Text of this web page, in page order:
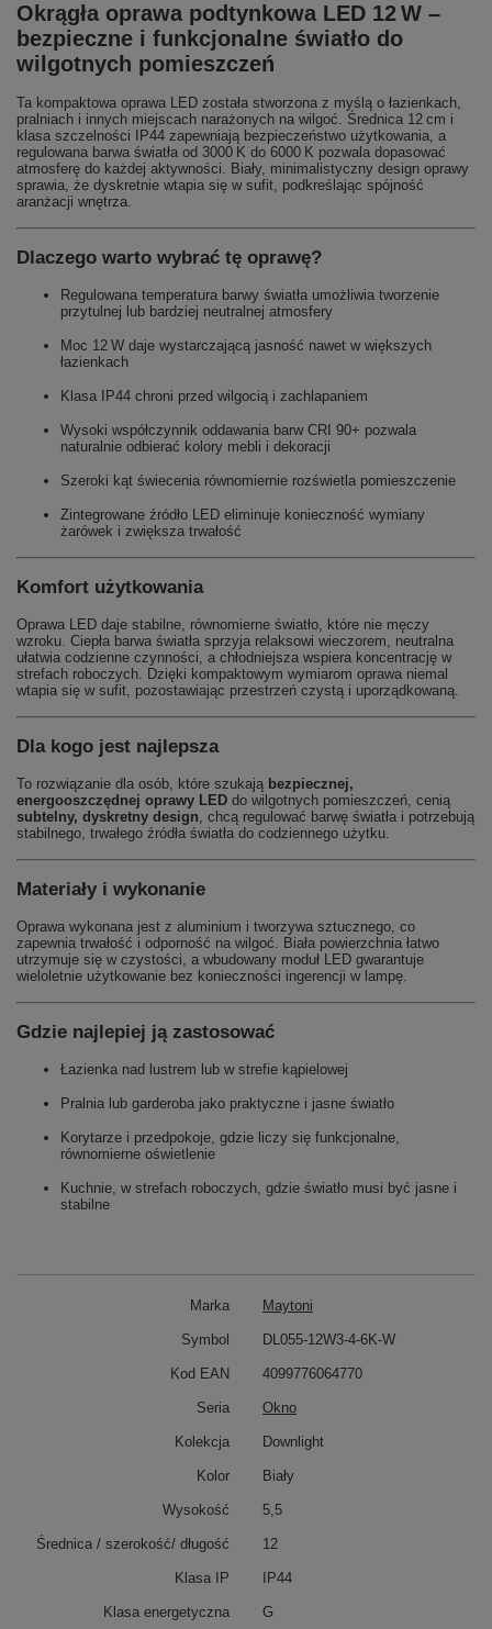
Okrągła oprawa podtynkowa LED 12 W –
bezpieczne i funkcjonalne światło do
wilgotnych pomieszczeń
Ta kompaktowa oprawa LED została stworzona z myślą o łazienkach,
pralniach i innych miejscach narażonych na wilgoć. Średnica 12 cm i
klasa szczelności IP44 zapewniają bezpieczeństwo użytkowania, a
regulowana barwa światła od 3000 K do 6000 K pozwala dopasować
atmosferę do każdej aktywności. Biały, minimalistyczny design oprawy
sprawia, że dyskretnie wtapia się w sufit, podkreślając spójność
aranżacji wnętrza.
Dlaczego warto wybrać tę oprawę?
Regulowana temperatura barwy światła umożliwia tworzenie
przytulnej lub bardziej neutralnej atmosfery
Moc 12 W daje wystarczającą jasność nawet w większych
łazienkach
Klasa IP44 chroni przed wilgocią i zachlapaniem
Wysoki współczynnik oddawania barw CRI 90+ pozwala
naturalnie odbierać kolory mebli i dekoracji
Szeroki kąt świecenia równomiernie rozświetla pomieszczenie
Zintegrowane źródło LED eliminuje konieczność wymiany
żarówek i zwiększa trwałość
Komfort użytkowania
Oprawa LED daje stabilne, równomierne światło, które nie męczy
wzroku. Ciepła barwa światła sprzyja relaksowi wieczorem, neutralna
ułatwia codzienne czynności, a chłodniejsza wspiera koncentrację w
strefach roboczych. Dzięki kompaktowym wymiarom oprawa niemal
wtapia się w sufit, pozostawiając przestrzeń czystą i uporządkowaną.
Dla kogo jest najlepsza
To rozwiązanie dla osób, które szukają bezpiecznej,
energooszczędnej oprawy LED do wilgotnych pomieszczeń, cenią
subtelny, dyskretny design, chcą regulować barwę światła i potrzebują
stabilnego, trwałego źródła światła do codziennego użytku.
Materiały i wykonanie
Oprawa wykonana jest z aluminium i tworzywa sztucznego, co
zapewnia trwałość i odporność na wilgoć. Biała powierzchnia łatwo
utrzymuje się w czystości, a wbudowany moduł LED gwarantuje
wieloletnie użytkowanie bez konieczności ingerencji w lampę.
Gdzie najlepiej ją zastosować
Łazienka nad lustrem lub w strefie kąpielowej
Pralnia lub garderoba jako praktyczne i jasne światło
Korytarze i przedpokoje, gdzie liczy się funkcjonalne,
równomierne oświetlenie
Kuchnie, w strefach roboczych, gdzie światło musi być jasne i
stabilne
Marka Maytoni
Symbol DL055-12W3-4-6K-W
Kod EAN 4099776064770
Seria Okno
Kolekcja Downlight
Kolor Biały
Wysokość 5,5
Średnica / szerokość/ długość 12
Klasa IP IP44
Klasa energetyczna G